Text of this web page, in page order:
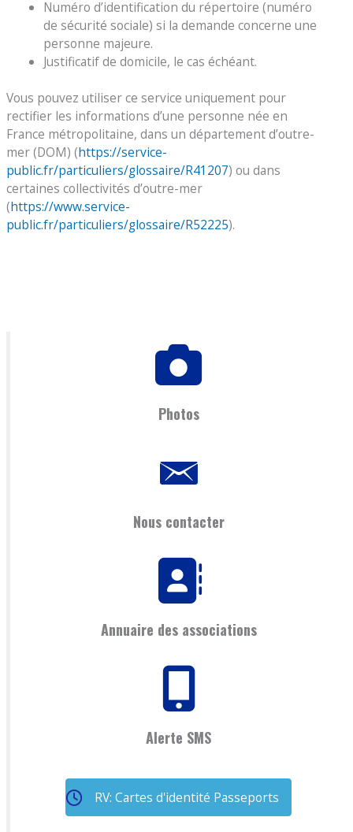
Numéro d’identification du répertoire (numéro
de sécurité sociale) si la demande concerne une
personne majeure.
Justificatif de domicile, le cas échéant.
Vous pouvez utiliser ce service uniquement pour
rectifier les informations d’une personne née en
France métropolitaine, dans un département d’outre-
mer (DOM) (https://service-
public.fr/particuliers/glossaire/R41207) ou dans
certaines collectivités d’outre-mer
(https://www.service-
public.fr/particuliers/glossaire/R52225).
Photos
Nous contacter
Annuaire des associations
Alerte SMS
RV: Cartes d'identité Passeports